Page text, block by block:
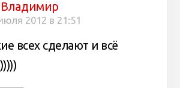
Владимир
2012 в 21:51
всех сделают и всё